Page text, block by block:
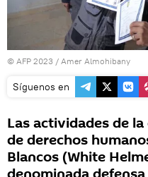
© AFP 2023 / Amer Almohibany
Síguenos en
Las actividades de
de derechos
Blancos (White